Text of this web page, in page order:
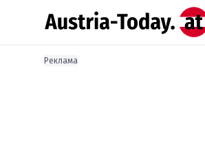
Реклама